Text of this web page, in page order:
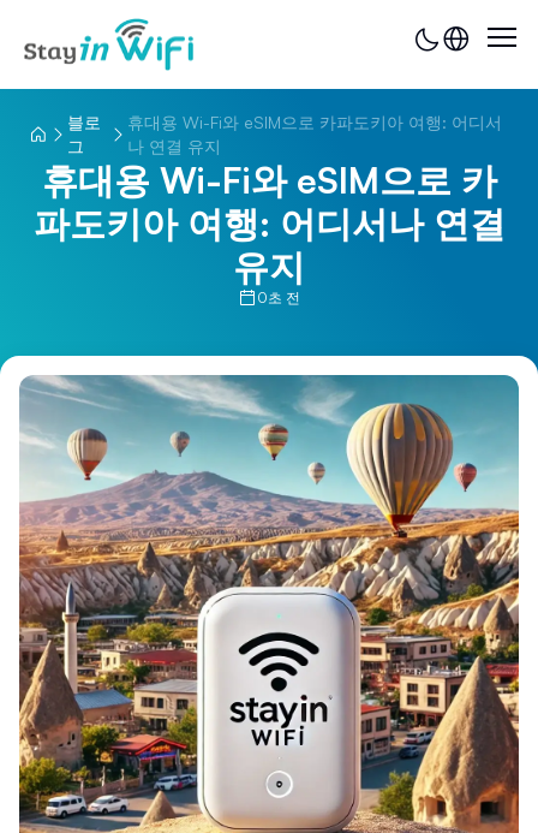
블로
그
휴대용 Wi-Fi와 eSIM으로 카파도키아 여행: 어디서
나 연결 유지
휴대용 Wi-Fi와 eSIM으로 카
파도키아 여행: 어디서나 연결
유지
0초 전